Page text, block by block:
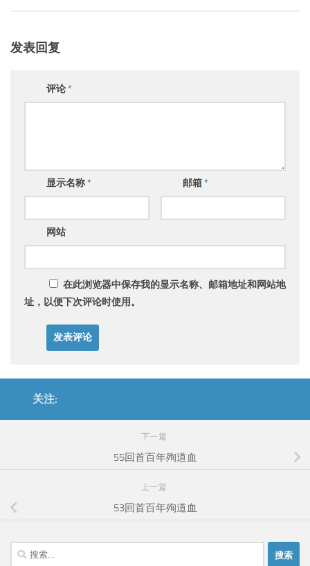
发表回复
评论*
显示名称* 邮箱*
网站
在此浏览器中保存我的显示名称、邮箱地址和网站地
址，以便下次评论时使用。
关注:
下一篇
55回首百年殉道血
上一篇
53回首百年殉道血
搜